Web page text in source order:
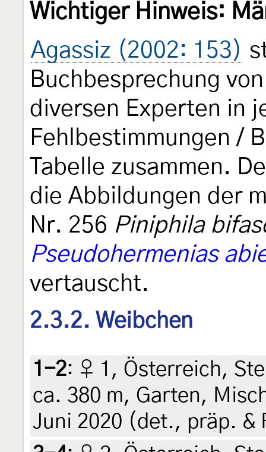
Wichtiger Hinweis:
Agassiz (2002: 153)
Buchbesprechung
diversen Experten in
Fehlbestimmungen /
Tabelle zusammen.
die Abbildungen der
Nr. 256 Piniphila
Pseudohermenias
vertauscht.
2.3.2. Weibchen
1-2: ♀ 1, Österreich,
ca. 380 m, Garten,
Juni 2020 (det., präp. &